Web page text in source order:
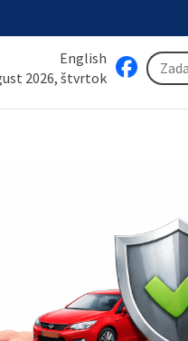
English
2026, štvrtok